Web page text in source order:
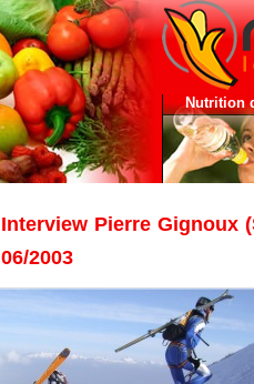
Nutrition
Interview Pierre Gignoux
06/2003